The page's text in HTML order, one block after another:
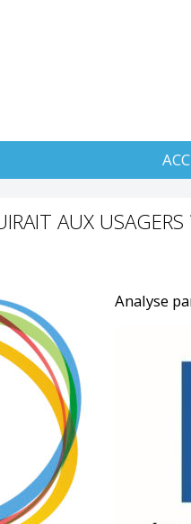
AUX USAGERS
Analyse